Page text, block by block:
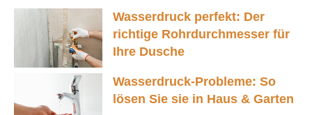
Wasserdruck perfekt: Der
richtige Rohrdurchmesser für
Ihre Dusche
Wasserdruck-Probleme: So
lösen Sie sie in Haus & Garten